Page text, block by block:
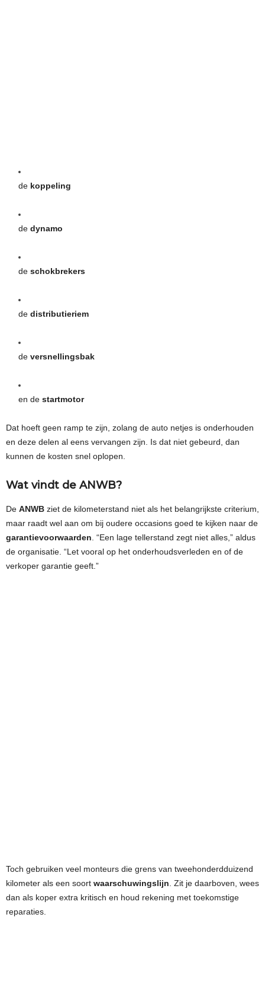
de koppeling
de dynamo
de schokbrekers
de distributieriem
de versnellingsbak
en de startmotor
Dat hoeft geen ramp te zijn, zolang de auto netjes is onderhouden
en deze delen al eens vervangen zijn. Is dat niet gebeurd, dan
kunnen de kosten snel oplopen.
Wat vindt de ANWB?
De ANWB ziet de kilometerstand niet als het belangrijkste criterium,
maar raadt wel aan om bij oudere occasions goed te kijken naar de
garantievoorwaarden . “Een lage tellerstand zegt niet alles,” aldus
de organisatie. “Let vooral op het onderhoudsverleden en of de
verkoper garantie geeft.”
Toch gebruiken veel monteurs die grens van tweehonderdduizend
kilometer als een soort waarschuwingslijn . Zit je daarboven, wees
dan als koper extra kritisch en houd rekening met toekomstige
reparaties.